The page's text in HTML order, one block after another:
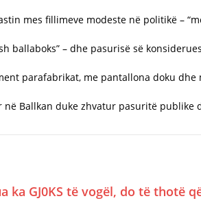
mes fillimeve modeste në politikë –
ballaboks” – dhe pasurisë së
parafabrikat, me pantallona doku dhe
Ballkan duke zhvatur pasuritë
ka GJ0KS të vogël, do të thotë